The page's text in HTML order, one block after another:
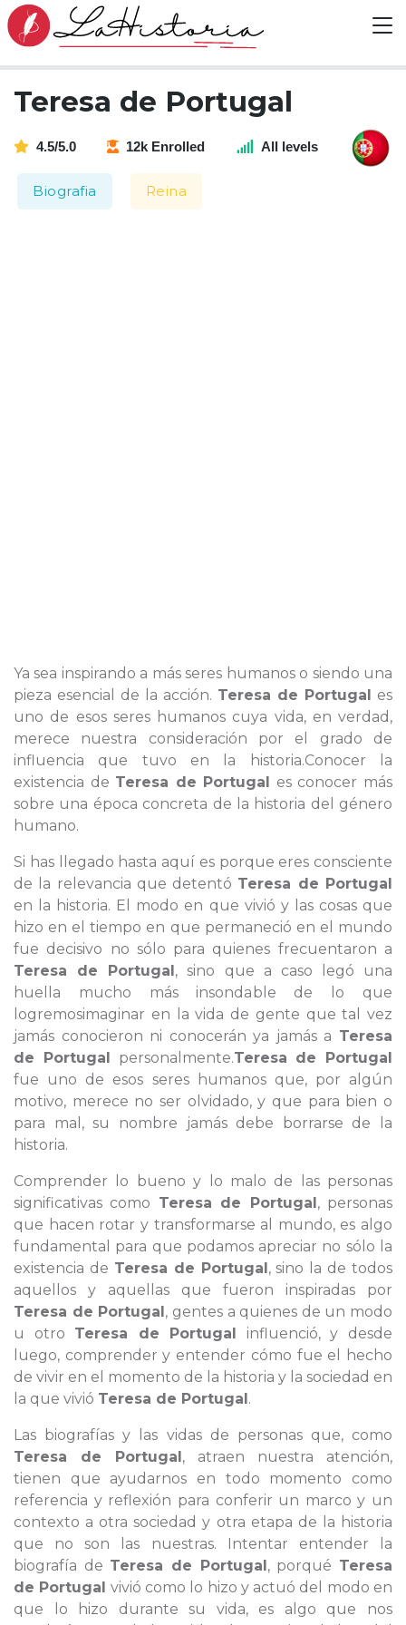
Teresa de Portugal
4.5/5.0 12k Enrolled All levels
Biografia Reina
Ya sea inspirando a más seres humanos o siendo una
pieza esencial de la acción. Teresa de Portugal es
uno de esos seres humanos cuya vida, en verdad,
merece nuestra consideración por el grado de
influencia que tuvo en la historia.Conocer la
existencia de Teresa de Portugal es conocer más
sobre una época concreta de la historia del género
humano.
Si has llegado hasta aquí es porque eres consciente
de la relevancia que detentó Teresa de Portugal
en la historia. El modo en que vivió y las cosas que
hizo en el tiempo en que permaneció en el mundo
fue decisivo no sólo para quienes frecuentaron a
Teresa de Portugal, sino que a caso legó una
huella mucho más insondable de lo que
logremosimaginar en la vida de gente que tal vez
jamás conocieron ni conocerán ya jamás a Teresa
de Portugal personalmente.Teresa de Portugal
fue uno de esos seres humanos que, por algún
motivo, merece no ser olvidado, y que para bien o
para mal, su nombre jamás debe borrarse de la
historia.
Comprender lo bueno y lo malo de las personas
significativas como Teresa de Portugal, personas
que hacen rotar y transformarse al mundo, es algo
fundamental para que podamos apreciar no sólo la
existencia de Teresa de Portugal, sino la de todos
aquellos y aquellas que fueron inspiradas por
Teresa de Portugal, gentes a quienes de un modo
u otro Teresa de Portugal influenció, y desde
luego, comprender y entender cómo fue el hecho
de vivir en el momento de la historia y la sociedad en
la que vivió Teresa de Portugal.
Las biografías y las vidas de personas que, como
Teresa de Portugal, atraen nuestra atención,
tienen que ayudarnos en todo momento como
referencia y reflexión para conferir un marco y un
contexto a otra sociedad y otra etapa de la historia
que no son las nuestras. Intentar entender la
biografía de Teresa de Portugal, porqué Teresa
de Portugal vivió como lo hizo y actuó del modo en
que lo hizo durante su vida, es algo que nos